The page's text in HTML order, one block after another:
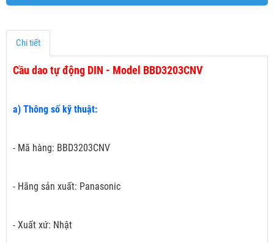
Chi tiết
Cầu dao tự động DIN - Model BBD3203CNV
a) Thông số kỹ thuật:
- Mã hàng: BBD3203CNV
- Hãng sản xuất: Panasonic
- Xuất xứ: Nhật